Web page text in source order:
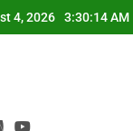
4, 2026 3:30:15 AM